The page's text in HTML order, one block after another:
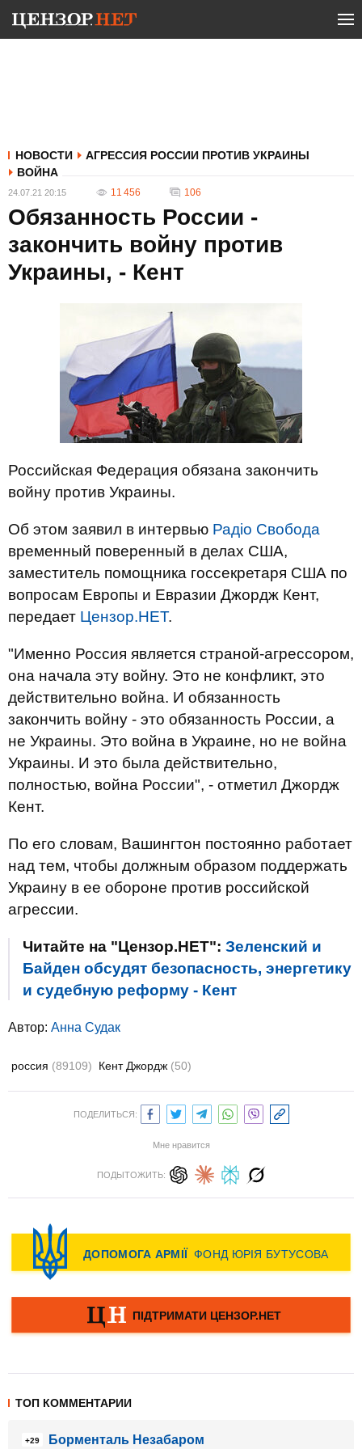
НОВОСТИ
АГРЕССИЯ РОССИИ ПРОТИВ УКРАИНЫ
ВОЙНА
24.07.21 20:15 11 456 106
Обязанность России -
закончить войну против
Украины, - Кент
Российская Федерация обязана закончить
войну против Украины.
Об этом заявил в интервью Радіо Свобода
временный поверенный в делах США,
заместитель помощника госсекретаря США по
вопросам Европы и Евразии Джордж Кент,
передает Цензор.НЕТ.
"Именно Россия является страной-агрессором,
она начала эту войну. Это не конфликт, это
действительно война. И обязанность
закончить войну - это обязанность России, а
не Украины. Это война в Украине, но не война
Украины. И это была действительно,
полностью, война России", - отметил Джордж
Кент.
По его словам, Вашингтон постоянно работает
над тем, чтобы должным образом поддержать
Украину в ее обороне против российской
агрессии.
Читайте на "Цензор.НЕТ": Зеленский и
Байден обсудят безопасность, энергетику
и судебную реформу - Кент
Автор: Анна Судак
россия (89109) Кент Джордж (50)
ПОДЕЛИТЬСЯ:
Мне нравится
ПОДЫТОЖИТЬ:
ТОП КОММЕНТАРИИ
+29 Борменталь Незабаром